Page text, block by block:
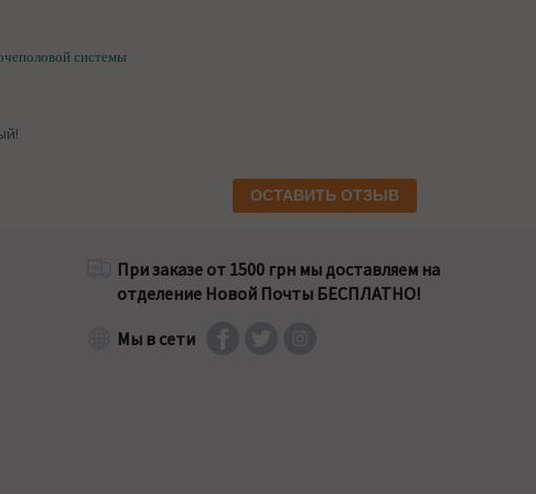
системы
ОСТАВИТЬ ОТЗЫВ
При заказе от 1500 грн мы доставляем на
отделение Новой Почты БЕСПЛАТНО!
Мы в сети